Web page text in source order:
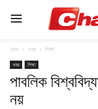
হোম খবর শিক্ষা
খবর শিক্ষা
পাবলিক
নয়